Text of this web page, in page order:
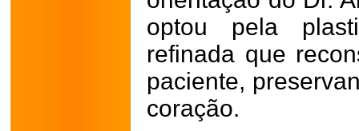
optou pela
refinada que
paciente,
coração.